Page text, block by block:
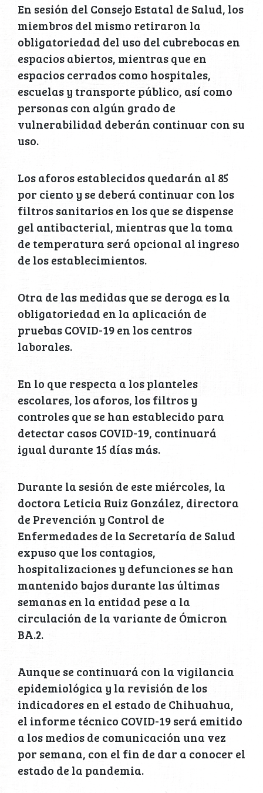
En sesión del Consejo Estatal de Salud, los
miembros del mismo retiraron la
obligatoriedad del uso del cubrebocas en
espacios abiertos, mientras que en
espacios cerrados como hospitales,
escuelas y transporte público, así como
personas con algún grado de
vulnerabilidad deberán continuar con su
uso.
Los aforos establecidos quedarán al 85
por ciento y se deberá continuar con los
filtros sanitarios en los que se dispense
gel antibacterial, mientras que la toma
de temperatura será opcional al ingreso
de los establecimientos.
Otra de las medidas que se deroga es la
obligatoriedad en la aplicación de
pruebas COVID-19 en los centros
laborales.
En lo que respecta a los planteles
escolares, los aforos, los filtros y
controles que se han establecido para
detectar casos COVID-19, continuará
igual durante 15 días más.
Durante la sesión de este miércoles, la
doctora Leticia Ruiz González, directora
de Prevención y Control de
Enfermedades de la Secretaría de Salud
expuso que los contagios,
hospitalizaciones y defunciones se han
mantenido bajos durante las últimas
semanas en la entidad pese a la
circulación de la variante de Ómicron
BA.2.
Aunque se continuará con la vigilancia
epidemiológica y la revisión de los
indicadores en el estado de Chihuahua,
el informe técnico COVID-19 será emitido
a los medios de comunicación una vez
por semana, con el fin de dar a conocer el
estado de la pandemia.